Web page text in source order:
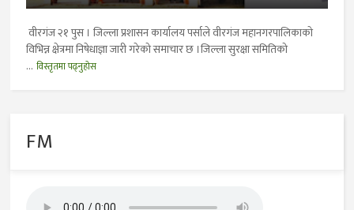
वीरगंज २१ पुस । जिल्ला प्रशासन कार्यालय पर्साले वीरगंज महानगरपालिकाकाे
विभिन्न क्षेत्रमा निषेधाज्ञा जारी गरेको समाचार छ ।जिल्ला सुरक्षा समितिको
... विस्तृतमा पढ्नुहोस
FM